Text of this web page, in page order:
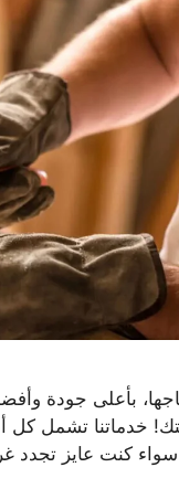
بأعلى جودة
تشمل كل
كنت عايز تجدد